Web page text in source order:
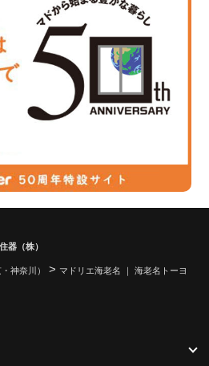
器（株）
神奈川） > マドリエ海老名 ｜ 海老名トーヨ